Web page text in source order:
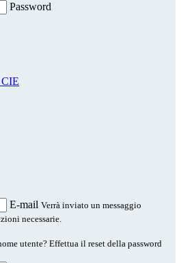
Password
E-mail Verrà inviato un messaggio
necessarie.
utente? Effettua il reset della password